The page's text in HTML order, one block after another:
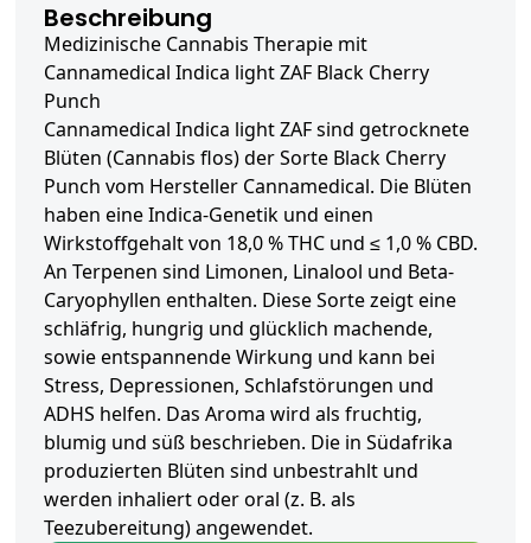
Beschreibung
Medizinische Cannabis Therapie mit
Cannamedical Indica light ZAF Black Cherry
Punch
Cannamedical Indica light ZAF sind getrocknete
Blüten (Cannabis flos) der Sorte Black Cherry
Punch vom Hersteller Cannamedical. Die Blüten
haben eine Indica-Genetik und einen
Wirkstoffgehalt von 18,0 % THC und ≤ 1,0 % CBD.
An Terpenen sind Limonen, Linalool und Beta-
Caryophyllen enthalten. Diese Sorte zeigt eine
schläfrig, hungrig und glücklich machende,
sowie entspannende Wirkung und kann bei
Stress, Depressionen, Schlafstörungen und
ADHS helfen. Das Aroma wird als fruchtig,
blumig und süß beschrieben. Die in Südafrika
produzierten Blüten sind unbestrahlt und
werden inhaliert oder oral (z. B. als
Teezubereitung) angewendet.